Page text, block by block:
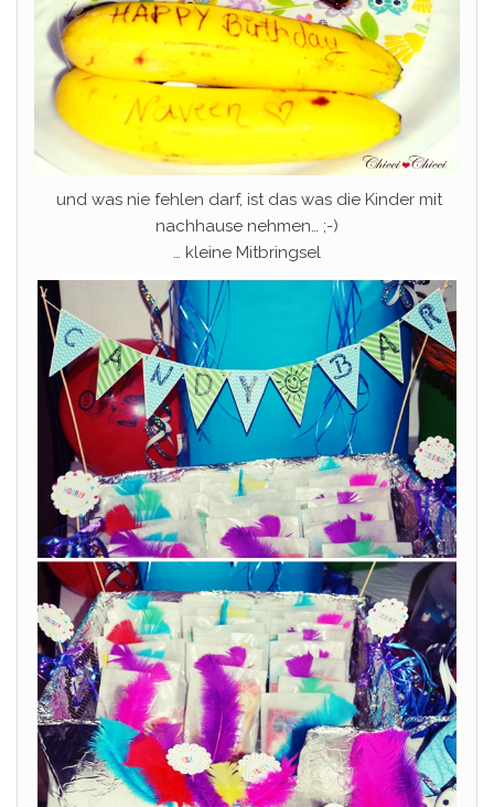
und was nie fehlen darf, ist das was die Kinder mit
nachhause nehmen… ;-)
… kleine Mitbringsel